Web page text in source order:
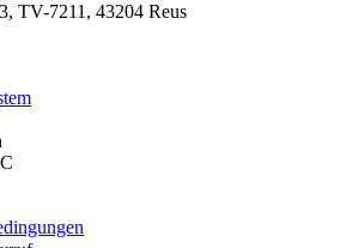
TV-7211, 43204 Reus